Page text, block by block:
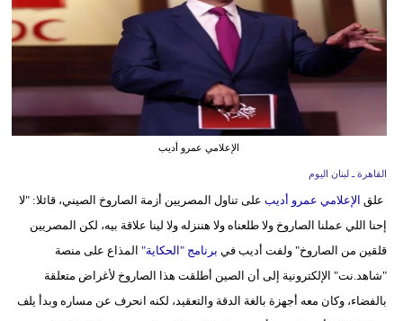
ديكور
أخبار
إعلام
أزياء
إسلامية
وتكنولوجيا
الإعلامي عمرو أديب
القاهرة ـ لبنان اليوم
علق الإعلامي عمرو أديب على تناول المصريين أزمة الصاروخ الصيني، قائلا: "لا
إحنا اللي عملنا الصاروخ ولا طلعناه ولا هننزله ولا لينا علاقة بيه، لكن المصريين
قلقين من الصاروخ" ولفت أديب في برنامج "الحكاية" المذاع على منصة
"شاهد.نت" الإلكترونية إلى أن الصين أطلقت هذا الصاروخ لأغراض متعلقة
بالفضاء، وكان معه أجهزة بالغة الدقة والتعقيد، لكنه انحرف عن مساره وبدأ يلف